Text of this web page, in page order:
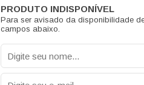
Para ser avisado da disponibilidade
campos abaixo.